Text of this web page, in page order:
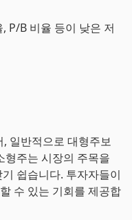
P/B 비율 등이 낮은 저
일반적으로 대형주보
형주는 시장의 주목을
쉽습니다. 투자자들이
수 있는 기회를 제공합